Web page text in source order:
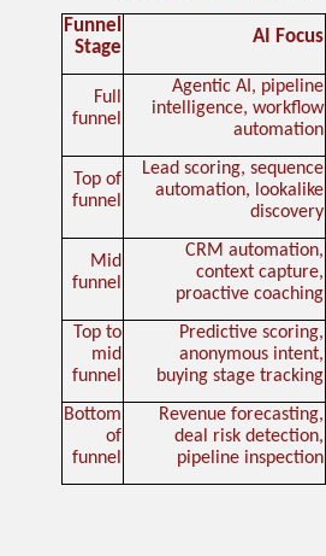
AI Focus
Funnel
Stage
Agentic AI, pipeline
intelligence, workflow
automation
Full
funnel
Lead scoring, sequence
automation, lookalike
discovery
Top of
funnel
CRM automation,
context capture,
proactive coaching
Mid
funnel
Predictive scoring,
anonymous intent,
buying stage tracking
Top to
mid
funnel
Revenue forecasting,
deal risk detection,
pipeline inspection
Bottom
of
funnel